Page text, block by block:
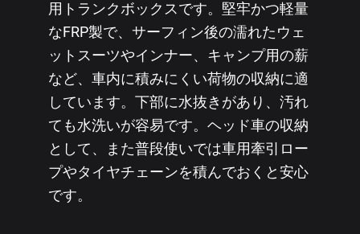
用トランクボックスです。堅牢かつ軽量
なFRP製で、サーフィン後の濡れたウェ
ットスーツやインナー、キャンプ用の薪
など、車内に積みにくい荷物の収納に適
しています。下部に水抜きがあり、汚れ
ても水洗いが容易です。ヘッド車の収納
として、また普段使いでは車用牽引ロー
プやタイヤチェーンを積んでおくと安心
です。